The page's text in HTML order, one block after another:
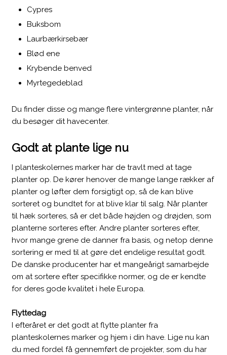
​Cypres
Buksbom
Laurbærkirsebær
Blød ene
​Krybende benved
​Myrtegedeblad​
Du finder disse og mange flere vintergrønne planter, når
du besøger dit havecenter.​
Godt at plante lige nu
​I planteskolernes marker har de travlt med at tage
planter op. De kører henover de mange lange rækker af
planter og løfter dem forsigtigt op, så de kan blive
sorteret og bundtet for at blive klar til salg. Når planter
til hæk sorteres, så er det både højden og drøjden, som
planterne sorteres efter. Andre planter sorteres efter,
hvor mange grene de danner fra basis, og netop denne
sortering er med til at gøre det endelige resultat godt.
De danske producenter har et mangeårigt samarbejde
om at sortere efter specifikke normer, og de er kendte
for deres gode kvalitet i hele Europa.
Flyttedag
I efteråret er det godt at flytte planter fra
planteskolernes marker og hjem i din have. Lige nu kan
du med fordel få gennemført de projekter, som du har